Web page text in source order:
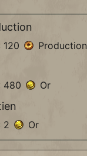
120 Production
480 Or
2 Or